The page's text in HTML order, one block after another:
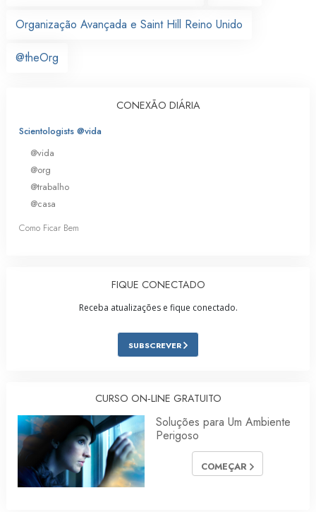
Organização Avançada e Saint Hill Reino Unido
@theOrg
CONEXÃO DIÁRIA
Scientologists @vida
@vida
@org
@trabalho
@casa
Como Ficar Bem
FIQUE CONECTADO
Receba atualizações e fique conectado.
SUBSCREVER
CURSO ON‑LINE GRATUITO
Soluções para Um Ambiente
Perigoso
COMEÇAR